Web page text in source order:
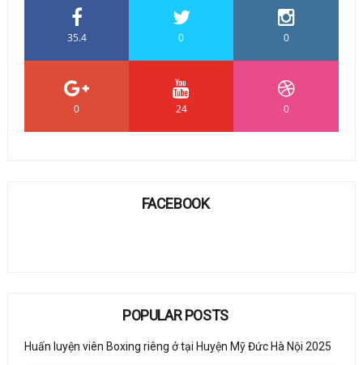
35.4 0 0
0 24 0
FACEBOOK
POPULAR POSTS
Huấn luyện viên Boxing riêng ở tại Huyện Mỹ Đức Hà Nội 2025